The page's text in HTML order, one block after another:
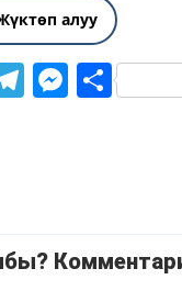
алуу
Telegram